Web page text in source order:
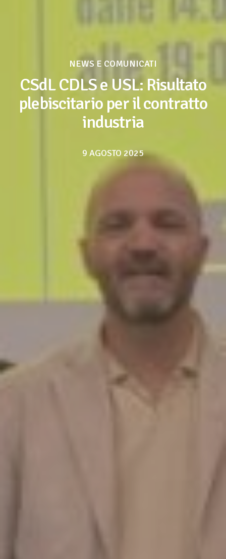
NEWS E COMUNICATI
CSdL CDLS e USL: Risultato
plebiscitario per il contratto
industria
9 AGOSTO 2025